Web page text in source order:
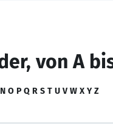
von A
N O P Q R S T U V W X Y Z